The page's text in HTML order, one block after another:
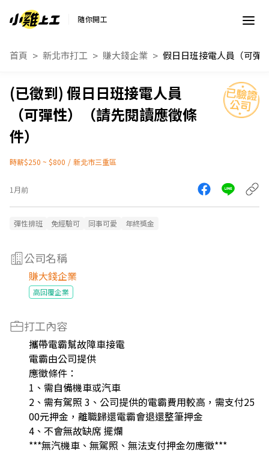
隨你開工
首頁 新北市打工 賺大錢企業
假日日班接電人員
（可彈性）（請先閱讀應徵條
件）
時薪$250 ~ $800 / 新北市三重區
1月前
彈性排班 免經驗可 同事可愛 年終獎金
公司名稱
賺大錢企業
高回覆企業
打工內容
攜帶電霸幫故障車接電
電霸由公司提供
應徵條件：
1、需自備機車或汽車
2、需有駕照 3、公司提供的電霸費用較高，需支付25
00元押金，離職歸還電霸會退還整筆押金
4、不會無故缺席 擺爛
***無汽機車、無駕照、無法支付押金勿應徵***